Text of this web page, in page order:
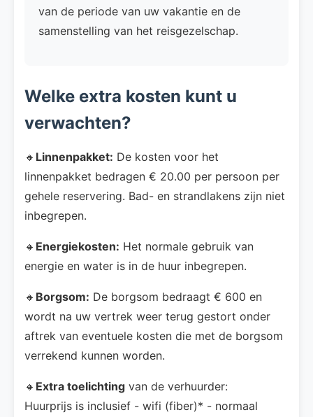
van de periode van uw vakantie en de
samenstelling van het reisgezelschap.
Welke extra kosten kunt u
verwachten?
🔸 Linnenpakket: De kosten voor het
linnenpakket bedragen € 20.00 per persoon per
gehele reservering. Bad- en strandlakens zijn niet
inbegrepen.
🔸 Energiekosten: Het normale gebruik van
energie en water is in de huur inbegrepen.
🔸 Borgsom: De borgsom bedraagt € 600 en
wordt na uw vertrek weer terug gestort onder
aftrek van eventuele kosten die met de borgsom
verrekend kunnen worden.
🔸 Extra toelichting van de verhuurder:
Huurprijs is inclusief - wifi (fiber)* - normaal